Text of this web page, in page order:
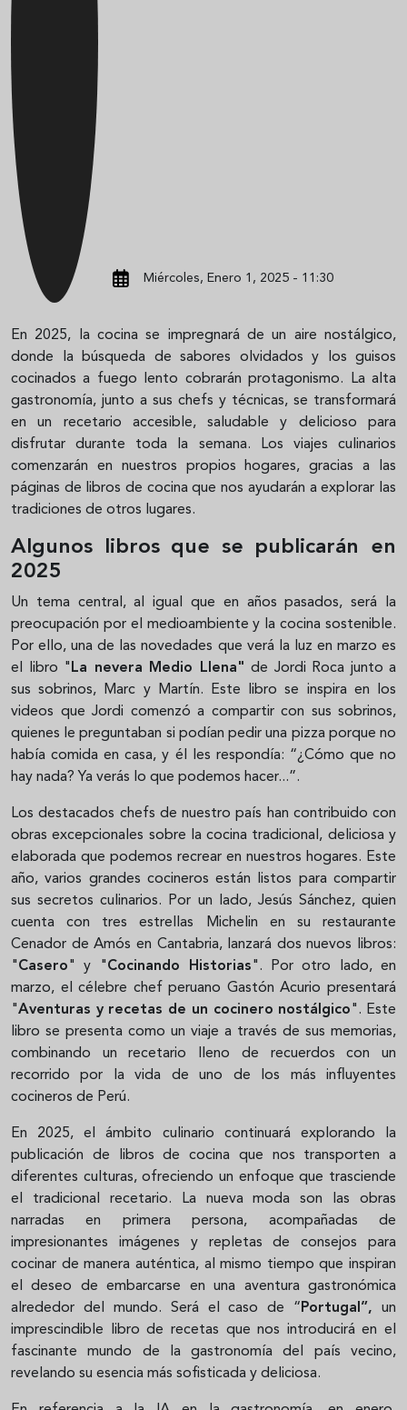
Miércoles, Enero 1, 2025 - 11:30
En 2025, la cocina se impregnará de un aire nostálgico,
donde la búsqueda de sabores olvidados y los guisos
cocinados a fuego lento cobrarán protagonismo. La alta
gastronomía, junto a sus chefs y técnicas, se transformará
en un recetario accesible, saludable y delicioso para
disfrutar durante toda la semana. Los viajes culinarios
comenzarán en nuestros propios hogares, gracias a las
páginas de libros de cocina que nos ayudarán a explorar las
tradiciones de otros lugares.
Algunos libros que se publicarán en
2025
Un tema central, al igual que en años pasados, será la
preocupación por el medioambiente y la cocina sostenible.
Por ello, una de las novedades que verá la luz en marzo es
el libro " La nevera Medio Llena" de Jordi Roca junto a
sus sobrinos, Marc y Martín. Este libro se inspira en los
videos que Jordi comenzó a compartir con sus sobrinos,
quienes le preguntaban si podían pedir una pizza porque no
había comida en casa, y él les respondía: “¿Cómo que no
hay nada? Ya verás lo que podemos hacer...”.
Los destacados chefs de nuestro país han contribuido con
obras excepcionales sobre la cocina tradicional, deliciosa y
elaborada que podemos recrear en nuestros hogares. Este
año, varios grandes cocineros están listos para compartir
sus secretos culinarios. Por un lado, Jesús Sánchez, quien
cuenta con tres estrellas Michelin en su restaurante
Cenador de Amós en Cantabria, lanzará dos nuevos libros:
"Casero" y "Cocinando Historias". Por otro lado, en
marzo, el célebre chef peruano Gastón Acurio presentará
"Aventuras y recetas de un cocinero nostálgico". Este
libro se presenta como un viaje a través de sus memorias,
combinando un recetario lleno de recuerdos con un
recorrido por la vida de uno de los más influyentes
cocineros de Perú.
En 2025, el ámbito culinario continuará explorando la
publicación de libros de cocina que nos transporten a
diferentes culturas, ofreciendo un enfoque que trasciende
el tradicional recetario. La nueva moda son las obras
narradas en primera persona, acompañadas de
impresionantes imágenes y repletas de consejos para
cocinar de manera auténtica, al mismo tiempo que inspiran
el deseo de embarcarse en una aventura gastronómica
alrededor del mundo. Será el caso de “ Portugal”, un
imprescindible libro de recetas que nos introducirá en el
fascinante mundo de la gastronomía del país vecino,
revelando su esencia más sofisticada y deliciosa.